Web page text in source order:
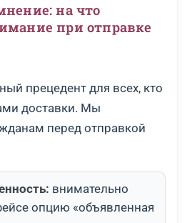
на что
при отправке
прецедент для всех, кто
доставки. Мы
перед отправкой
внимательно
опцию «объявленная